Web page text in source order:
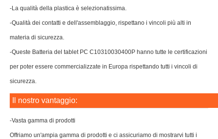
-La qualità della plastica è selezionatissima.
-Qualità dei contatti e dell'assemblaggio, rispettano i vincoli più alti in
materia di sicurezza.
-Queste Batteria del tablet PC C10310030400P hanno tutte le certificazioni
per poter essere commercializzate in Europa rispettando tutti i vincoli di
sicurezza.
Il nostro vantaggio:
-Vasta gamma di prodotti
Offriamo un'ampia gamma di prodotti e ci assicuriamo di mostrarvi tutti i